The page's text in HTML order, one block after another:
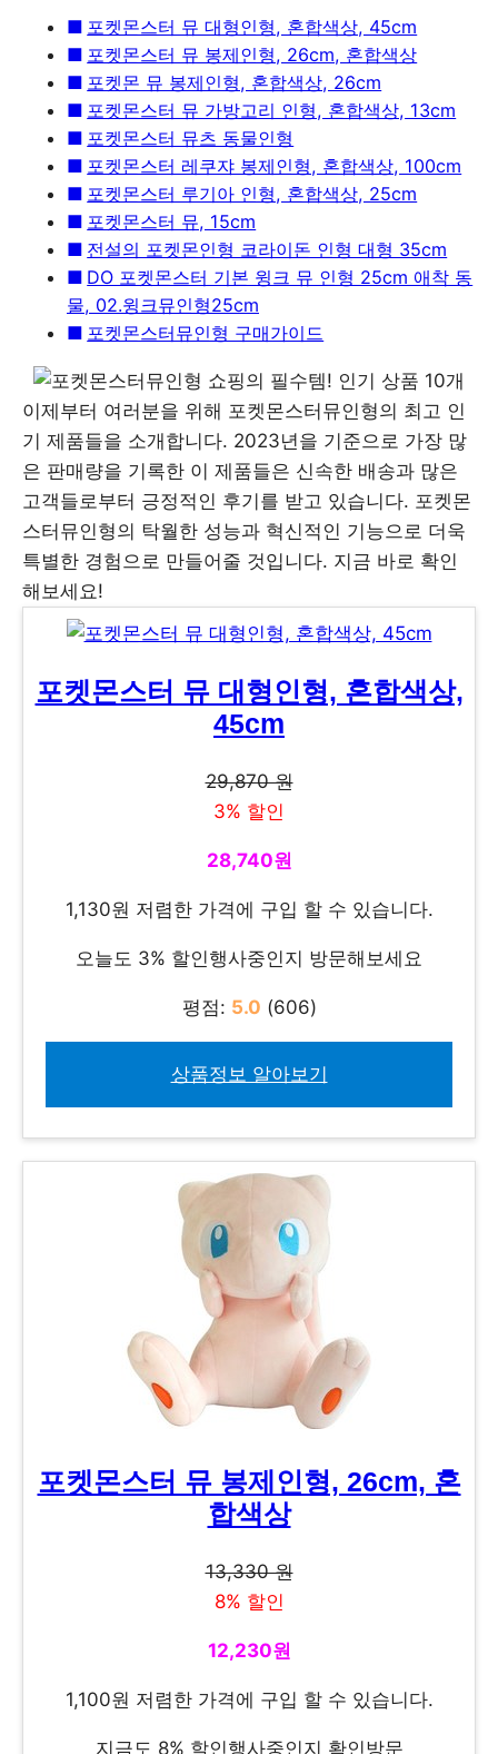
포켓몬스터 뮤 대형인형, 혼합색상, 45cm
포켓몬스터 뮤 봉제인형, 26cm, 혼합색상
포켓몬 뮤 봉제인형, 혼합색상, 26cm
포켓몬스터 뮤 가방고리 인형, 혼합색상, 13cm
포켓몬스터 뮤츠 동물인형
포켓몬스터 레쿠쟈 봉제인형, 혼합색상, 100cm
포켓몬스터 루기아 인형, 혼합색상, 25cm
포켓몬스터 뮤, 15cm
전설의 포켓몬인형 코라이돈 인형 대형 35cm
DO 포켓몬스터 기본 윙크 뮤 인형 25cm 애착 동
물, 02.윙크뮤인형25cm
포켓몬스터뮤인형 구매가이드
이제부터 여러분을 위해 포켓몬스터뮤인형의 최고 인
기 제품들을 소개합니다. 2023년을 기준으로 가장 많
은 판매량을 기록한 이 제품들은 신속한 배송과 많은
고객들로부터 긍정적인 후기를 받고 있습니다. 포켓몬
스터뮤인형의 탁월한 성능과 혁신적인 기능으로 더욱
특별한 경험으로 만들어줄 것입니다. 지금 바로 확인
해보세요!
포켓몬스터 뮤 대형인형, 혼합색상,
45cm
29,870 원
3% 할인
28,740원
1,130원 저렴한 가격에 구입 할 수 있습니다.
오늘도 3% 할인행사중인지 방문해보세요
평점: 5.0 (606)
상품정보 알아보기
포켓몬스터 뮤 봉제인형, 26cm, 혼
합색상
13,330 원
8% 할인
12,230원
1,100원 저렴한 가격에 구입 할 수 있습니다.
지금도 8% 할인행사중인지 확인방문